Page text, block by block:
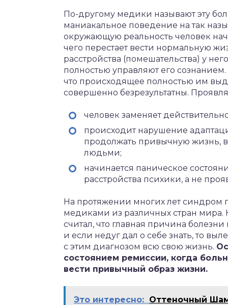
По-другому медики называют эту
маниакальное поведение на так
окружающую реальность человек
чего перестает вести нормальную
расстройства (помешательства) у
полностью управляют его
что происходящее полностью им
совершенно безрезультатны.
человек заменяет
происходит нарушение
продолжать привычную жизнь,
людьми;
начинается паническое
расстройства психики, а не
На протяжении многих лет синдром
медиками из различных стран
считал, что главная причина
и если недуг дал о себе знать, то
с этим диагнозом всю свою жизнь.
состоянием ремиссии, когда
вести привычный образ жизни.
Это интересно: Оттеночный